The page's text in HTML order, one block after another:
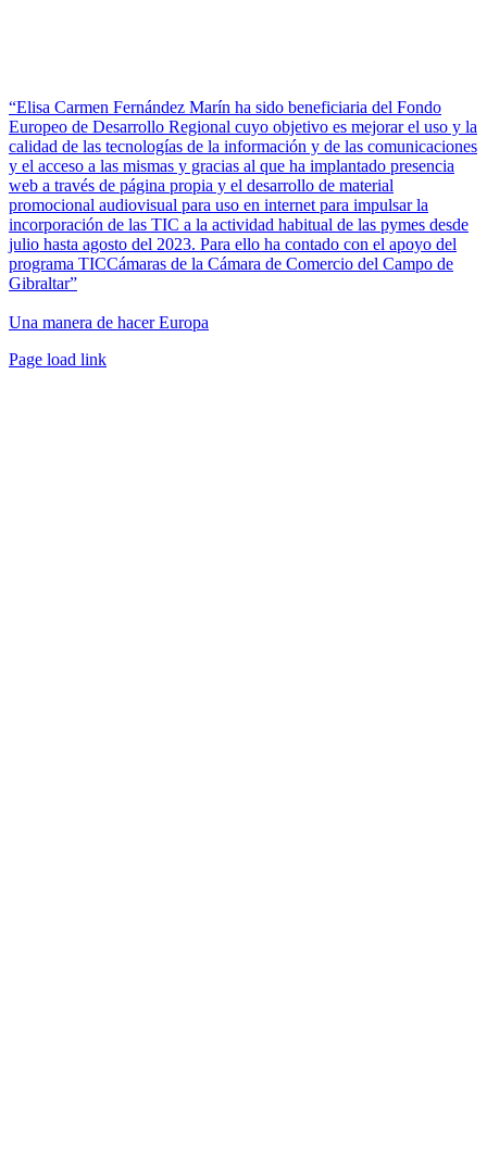
“Elisa Carmen Fernández Marín ha sido beneficiaria del Fondo
Europeo de Desarrollo Regional cuyo objetivo es mejorar el uso y la
calidad de las tecnologías de la información y de las comunicaciones
y el acceso a las mismas y gracias al que ha implantado presencia
web a través de página propia y el desarrollo de material
promocional audiovisual para uso en internet para impulsar la
incorporación de las TIC a la actividad habitual de las pymes desde
julio hasta agosto del 2023. Para ello ha contado con el apoyo del
programa TICCámaras de la Cámara de Comercio del Campo de
Gibraltar”
Una manera de hacer Europa
Facebook
Twitter
Instagram
Pinterest
Page load link